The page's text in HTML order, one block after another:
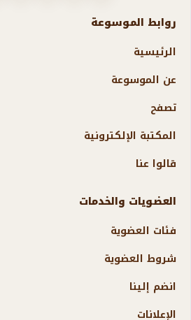
روابط الموسوعة
الرئيسية
عن الموسوعة
تصفح
المكتبة الإلكترونية
قالوا عنا
العضويات والخدمات
فئات العضوية
شروط العضوية
انضم إلينا
الإعلانات